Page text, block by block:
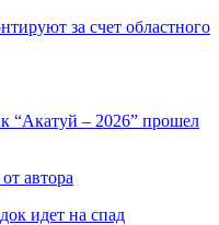
за счет областного
“Акатуй – 2026” прошел
автора
идет на спад